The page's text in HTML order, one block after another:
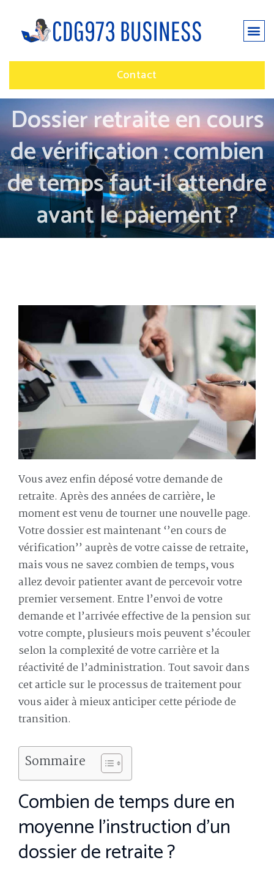
Contact
Dossier retraite en cours
de vérification : combien
de temps faut-il attendre
avant le paiement ?
Vous avez enfin déposé votre demande de
retraite. Après des années de carrière, le
moment est venu de tourner une nouvelle page.
Votre dossier est maintenant ‘’en cours de
vérification’’ auprès de votre caisse de retraite,
mais vous ne savez combien de temps, vous
allez devoir patienter avant de percevoir votre
premier versement. Entre l’envoi de votre
demande et l’arrivée effective de la pension sur
votre compte, plusieurs mois peuvent s’écouler
selon la complexité de votre carrière et la
réactivité de l’administration. Tout savoir dans
cet article sur le processus de traitement pour
vous aider à mieux anticiper cette période de
transition.
Sommaire
Combien de temps dure en
moyenne l’instruction d’un
dossier de retraite ?